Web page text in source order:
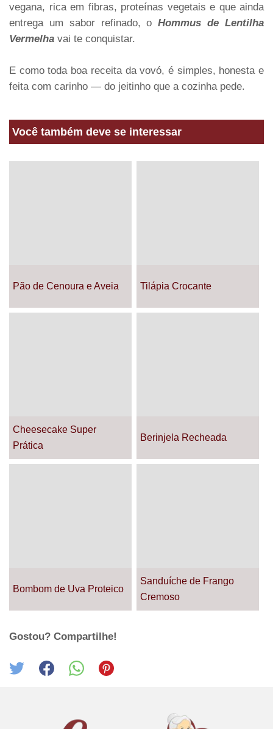
vegana, rica em fibras, proteínas vegetais e que ainda
entrega um sabor refinado, o Hommus de Lentilha
Vermelha vai te conquistar.
E como toda boa receita da vovó, é simples, honesta e
feita com carinho — do jeitinho que a cozinha pede.
Você também deve se interessar
Pão de Cenoura e Aveia Tilápia Crocante
Cheesecake Super
Prática
Berinjela Recheada
Bombom de Uva Proteico
Sanduíche de Frango
Cremoso
Gostou? Compartilhe!